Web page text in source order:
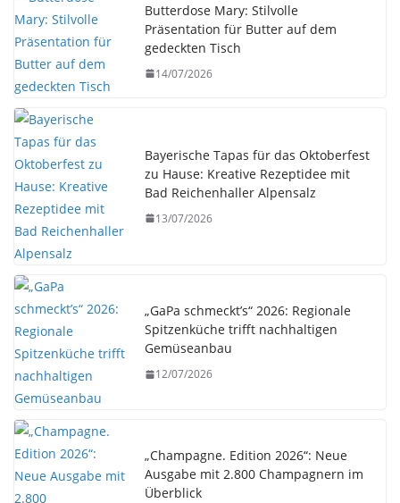
Butterdose Mary: Stilvolle
Präsentation für Butter auf dem
gedeckten Tisch
14/07/2026
Bayerische Tapas für das Oktoberfest
zu Hause: Kreative Rezeptidee mit
Bad Reichenhaller Alpensalz
13/07/2026
„GaPa schmeckt’s“ 2026: Regionale
Spitzenküche trifft nachhaltigen
Gemüseanbau
12/07/2026
„Champagne. Edition 2026“: Neue
Ausgabe mit 2.800 Champagnern im
Überblick